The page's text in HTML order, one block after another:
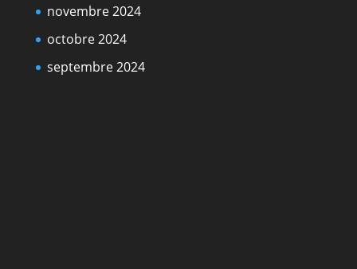
novembre 2024
octobre 2024
septembre 2024